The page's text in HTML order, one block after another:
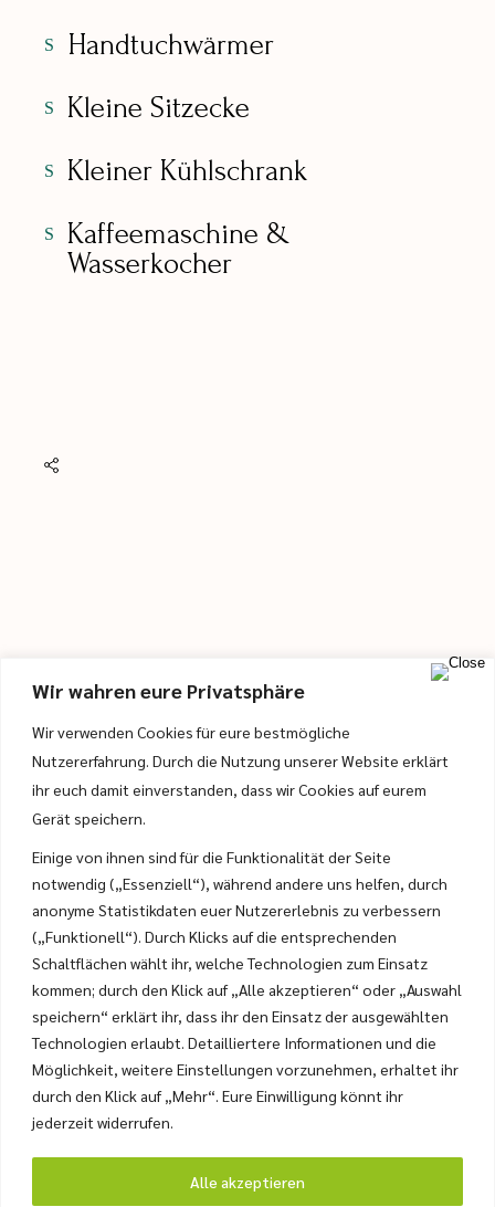
Wir wahren eure Privatsphäre
Wir verwenden Cookies für eure bestmögliche
Nutzererfahrung. Durch die Nutzung unserer Website erklärt
ihr euch damit einverstanden, dass wir Cookies auf eurem
Gerät speichern.
Einige von ihnen sind für die Funktionalität der Seite
notwendig („Essenziell“), während andere uns helfen, durch
anonyme Statistikdaten euer Nutzererlebnis zu verbessern
(„Funktionell“). Durch Klicks auf die entsprechenden
Schaltflächen wählt ihr, welche Technologien zum Einsatz
kommen; durch den Klick auf „Alle akzeptieren“ oder „Auswahl
speichern“ erklärt ihr, dass ihr den Einsatz der ausgewählten
Technologien erlaubt. Detailliertere Informationen und die
Möglichkeit, weitere Einstellungen vorzunehmen, erhaltet ihr
durch den Klick auf „Mehr“. Eure Einwilligung könnt ihr
jederzeit widerrufen.
Alle akzeptieren
Handtuchwärmer
Kleine Sitzecke
Kleiner Kühlschrank
Kaffeemaschine &
Wasserkocher
Gästehaus Bramböck
Familie Bramböck
Thiergartlstraße 10
A-6323 Bad Häring
T.+43 (0) 5332 71126
info@bramboeck-tirol.at
W.www.bramboeck-tirol.at